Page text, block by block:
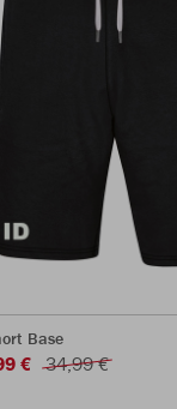
Base
€ 34,99 €